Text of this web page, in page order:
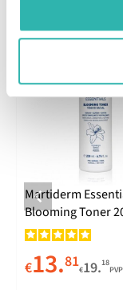
Produtos
Martiderm
Blooming Toner
€13.81€19.18